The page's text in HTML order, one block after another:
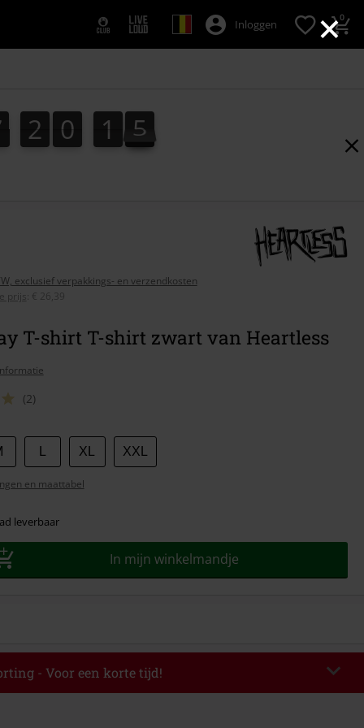
×
Inloggen 0
2
2 0
0 1
2
1 3
4
3
5
4
exclusief verpakkings- en verzendkosten
prijs
€ 26,39
T-shirt T-shirt zwart van Heartless
(2)
XL XXL
en maattabel
leverbaar
In mijn winkelmandje
- Voor een korte tijd!